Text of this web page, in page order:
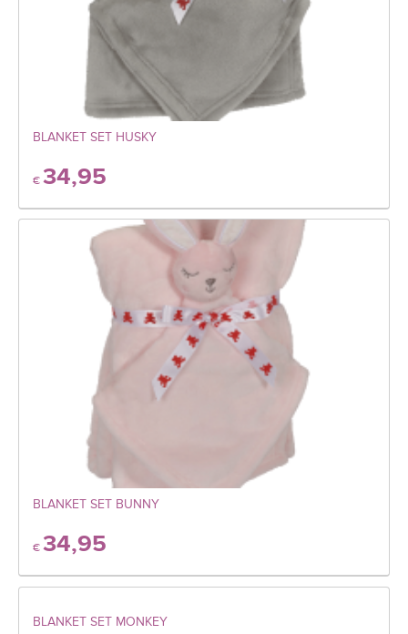
BLANKET SET HUSKY
€ 34,95
BLANKET SET BUNNY
€ 34,95
BLANKET SET MONKEY